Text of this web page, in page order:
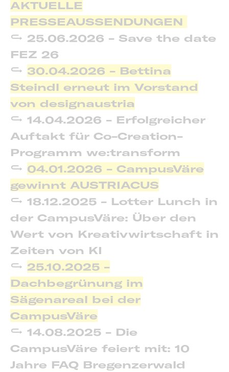
AKTUELLE
PRESSEAUSSENDUNGEN
25.06.2026 - Save the date
FEZ 26
30.04.2026 - Bettina
Steindl erneut im Vorstand
von designaustria
14.04.2026 - Erfolgreicher
Auftakt für Co-Creation-
Programm we:transform
04.01.2026 - CampusVäre
gewinnt AUSTRIACUS
18.12.2025 - Lotter Lunch in
der CampusVäre: Über den
Wert von Kreativwirtschaft in
Zeiten von KI
25.10.2025 -
Dachbegrünung im
Sägenareal bei der
CampusVäre
14.08.2025 - Die
CampusVäre feiert mit: 10
Jahre FAQ Bregenzerwald